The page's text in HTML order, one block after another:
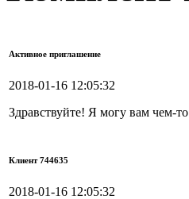
Активное приглашение
2018-01-16 12:05:32
Здравствуйте! Я могу вам чем-
Клиент 744635
2018-01-16 12:05:32